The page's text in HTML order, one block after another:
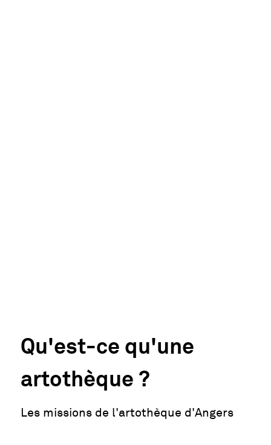
Qu'est-ce qu'une
artothèque ?
Les missions de l'artothèque d'Angers